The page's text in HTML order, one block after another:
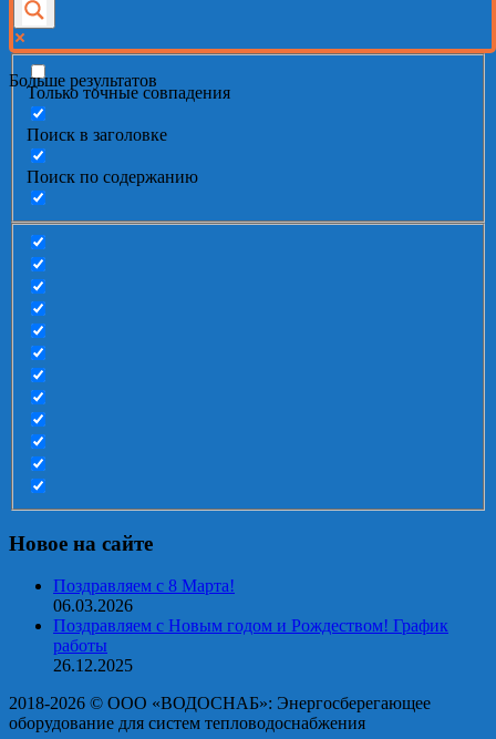
Больше результатов
Только точные совпадения
Поиск в заголовке
Поиск по содержанию
Новое на сайте
Поздравляем с 8 Марта!
06.03.2026
Поздравляем с Новым годом и Рождеством! График
работы
26.12.2025
2018-2026 © OOO «ВОДОСНАБ»: Энергосберегающее
оборудование для систем тепловодоснабжения